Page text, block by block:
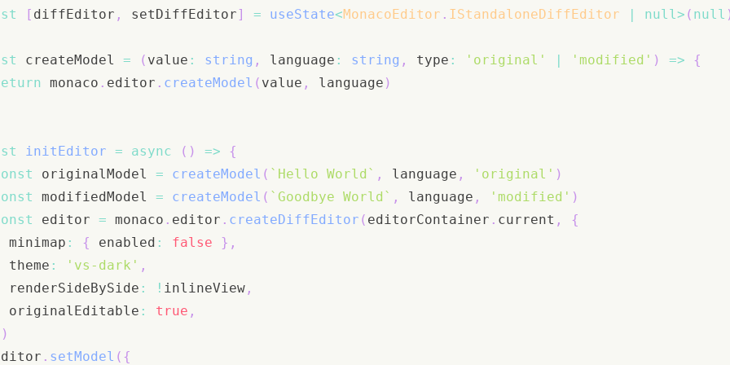
[ diffEditor , setDiffEditor] = useState<MonacoEditor . IStandaloneDiffEditor | null > ( null
createModel = ( value : string , language : string , type : 'original' | 'modified' ) =>
{
monaco . editor . createModel ( value , language )
initEditor = async ( ) =>
{
originalModel = createModel ( ` Hello World ` , language , 'original' )
modifiedModel = createModel ( ` Goodbye World ` , language , 'modified' )
editor = monaco . editor . createDiffEditor ( editorContainer . current ,
{
minimap
: { enabled : false } ,
theme
: 'vs-dark' ,
renderSideBySide
: ! inlineView ,
originalEditable
: true ,
)
. setModel ( {